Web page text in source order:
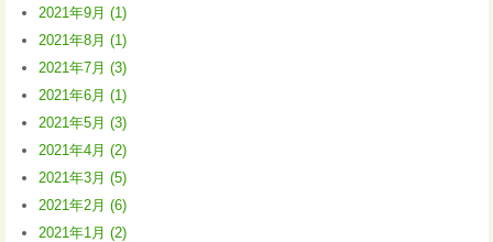
2021年9月 (1)
2021年8月 (1)
2021年7月 (3)
2021年6月 (1)
2021年5月 (3)
2021年4月 (2)
2021年3月 (5)
2021年2月 (6)
2021年1月 (2)